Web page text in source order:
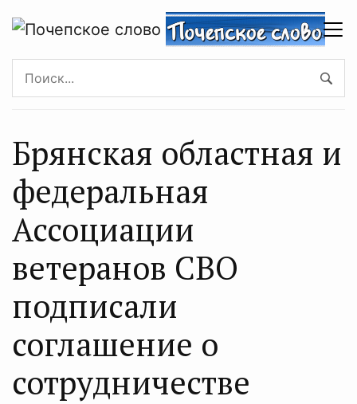
Брянская областная и
федеральная
Ассоциации
ветеранов СВО
подписали
соглашение о
сотрудничестве